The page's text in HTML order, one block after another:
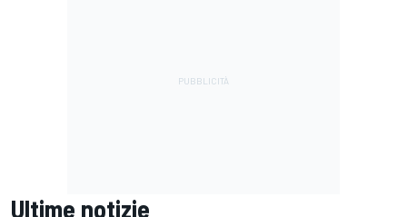
Ultime notizie